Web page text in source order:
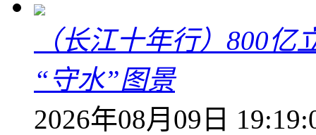
（长江十年行）800
“守水”图景
2026年08月09日